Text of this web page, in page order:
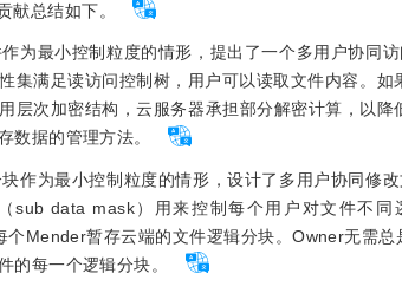
献总结如下。
为最小控制粒度的情形，提出了一个多用户协同
集满足读访问控制树，用户可以读取文件内容。
层次加密结构，云服务器承担部分解密计算，以
数据的管理方法。
作为最小控制粒度的情形，设计了多用户协同修
sub data mask）用来控制每个用户对文件不
Mender暂存云端的文件逻辑分块。Owner无需
的每一个逻辑分块。